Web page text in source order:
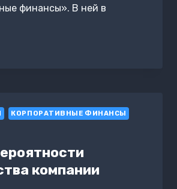
финансы». В ней в
КОРПОРАТИВНЫЕ ФИНАНСЫ
компании